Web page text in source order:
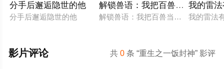
分手后邂逅隐世的他
分手后邂逅隐世的他
解锁兽语：我把百兽当萌宠
解锁兽语：我把百兽当萌宠
我的雷
我的雷法
共0 条 “重生之一饭封神” 影评
影片评论